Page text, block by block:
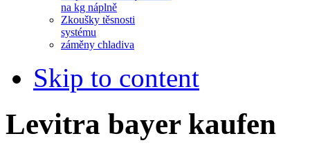
na kg náplně
Zkoušky těsnosti
systému
záměny chladiva
Skip to content
Levitra bayer kaufen